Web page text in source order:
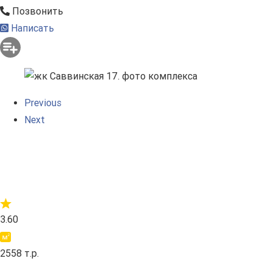
Позвонить
Написать
Previous
Next
3.60
2558 т.р.